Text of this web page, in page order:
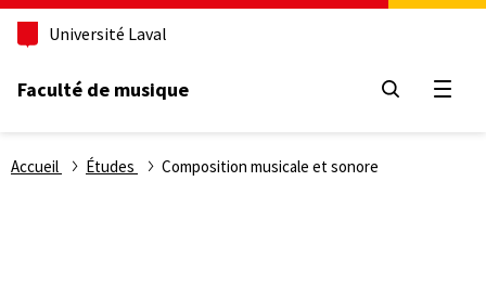
Aller
principal
Université Laval
Faculté de musique
Fil
Accueil Études Composition musicale et sonore